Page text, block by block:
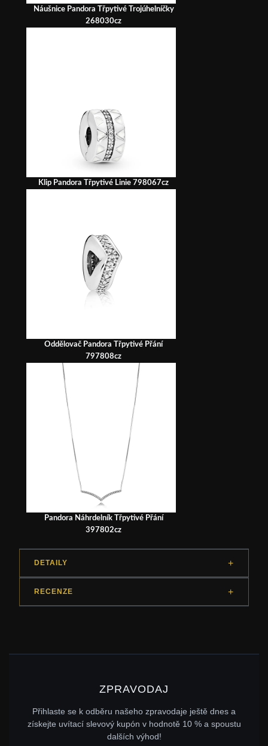
Náušnice Pandora Třpytivé Trojúhelníčky
268030cz
Klip Pandora Třpytivé Linie 798067cz
Oddělovač Pandora Třpytivé Přání
797808cz
Pandora Náhrdelník Třpytivé Přání
397802cz
DETAILY
RECENZE
ZPRAVODAJ
Přihlaste se k odběru našeho zpravodaje ještě dnes a
získejte uvítací slevový kupón v hodnotě 10 % a spoustu
dalších výhod!